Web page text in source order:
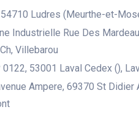
Ludres (Meurthe-et-
Industrielle Rue Des
Villebarou
0122, 53001 Laval Cedex (),
Ampere, 69370 St Didier